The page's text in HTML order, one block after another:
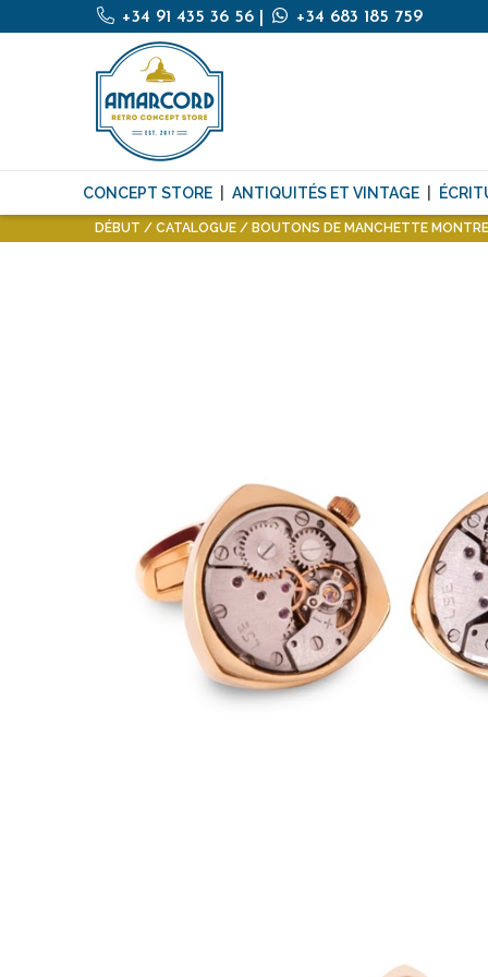
+34 91 435 36 56 +34 683 185 759
CONCEPT STORE ANTIQUITÉS ET VINTAGE
DÉBUT CATALOGUE BOUTONS DE MANCHETTE